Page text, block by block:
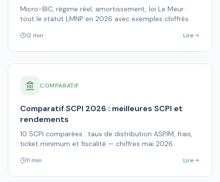
Micro-BIC, régime réel, amortissement, loi Le Meur :
tout le statut LMNP en 2026 avec exemples chiffrés.
12 min Lire
COMPARATIF
Comparatif SCPI 2026 : meilleures SCPI et
rendements
10 SCPI comparées : taux de distribution ASPIM, frais,
ticket minimum et fiscalité — chiffres mai 2026.
11 min Lire